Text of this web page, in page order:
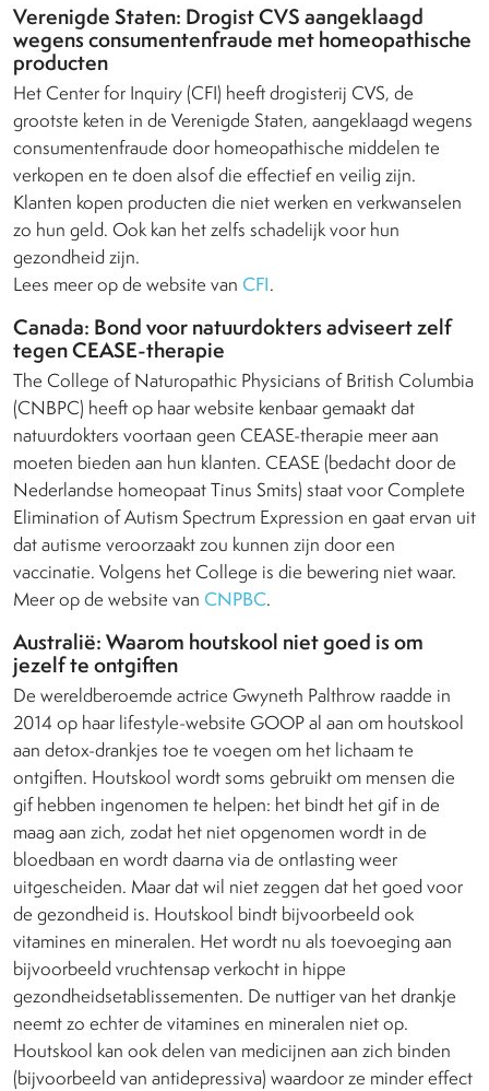
Verenigde Staten: Drogist CVS aangeklaagd
wegens consumentenfraude met homeopathische
producten
Het Center for Inquiry (CFI) heeft drogisterij CVS, de
grootste keten in de Verenigde Staten, aangeklaagd wegens
consumentenfraude door homeopathische middelen te
verkopen en te doen alsof die effectief en veilig zijn.
Klanten kopen producten die niet werken en verkwanselen
zo hun geld. Ook kan het zelfs schadelijk voor hun
gezondheid zijn.
Lees meer op de website van CFI.
Canada: Bond voor natuurdokters adviseert zelf
tegen CEASE-therapie
The College of Naturopathic Physicians of British Columbia
(CNBPC) heeft op haar website kenbaar gemaakt dat
natuurdokters voortaan geen CEASE-therapie meer aan
moeten bieden aan hun klanten. CEASE (bedacht door de
Nederlandse homeopaat Tinus Smits) staat voor Complete
Elimination of Autism Spectrum Expression en gaat ervan uit
dat autisme veroorzaakt zou kunnen zijn door een
vaccinatie. Volgens het College is die bewering niet waar.
Meer op de website van CNPBC.
Australië: Waarom houtskool niet goed is om
jezelf te ontgiften
De wereldberoemde actrice Gwyneth Palthrow raadde in
2014 op haar lifestyle-website GOOP al aan om houtskool
aan detox-drankjes toe te voegen om het lichaam te
ontgiften. Houtskool wordt soms gebruikt om mensen die
gif hebben ingenomen te helpen: het bindt het gif in de
maag aan zich, zodat het niet opgenomen wordt in de
bloedbaan en wordt daarna via de ontlasting weer
uitgescheiden. Maar dat wil niet zeggen dat het goed voor
de gezondheid is. Houtskool bindt bijvoorbeeld ook
vitamines en mineralen. Het wordt nu als toevoeging aan
bijvoorbeeld vruchtensap verkocht in hippe
gezondheidsetablissementen. De nuttiger van het drankje
neemt zo echter de vitamines en mineralen niet op.
Houtskool kan ook delen van medicijnen aan zich binden
(bijvoorbeeld van antidepressiva) waardoor ze minder effect